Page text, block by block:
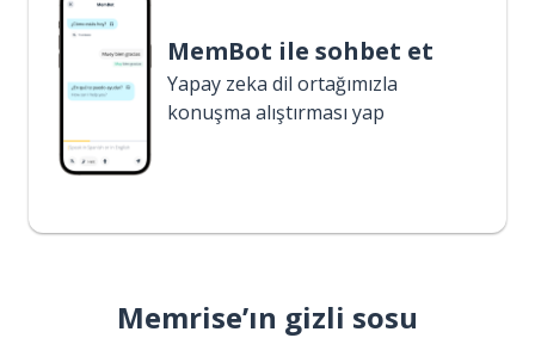
MemBot ile sohbet et
Yapay zeka dil ortağımızla
konuşma alıştırması yap
Memrise’ın gizli sosu